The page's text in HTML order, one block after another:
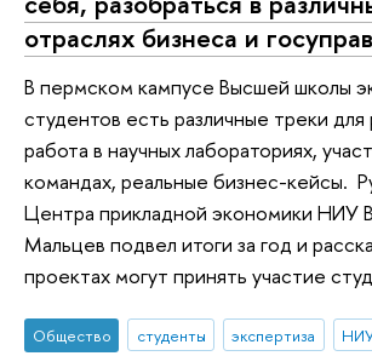
отраслях бизнеса и
В пермском кампусе Высшей школы
студентов есть различные треки для
работа в научных лабораториях,
командах, реальные бизнес-кейсы.
Центра прикладной экономики НИУ
Мальцев подвел итоги за год и
проектах могут принять участие
Общество студенты экспертиза